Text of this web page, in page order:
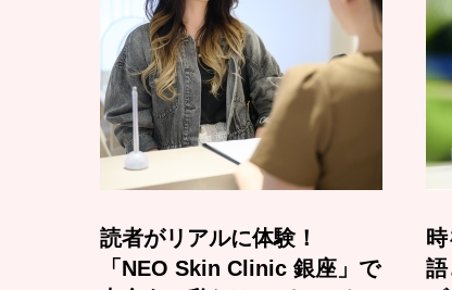
読者がリアルに体験！
「NEO Skin Clinic 銀座」で
語